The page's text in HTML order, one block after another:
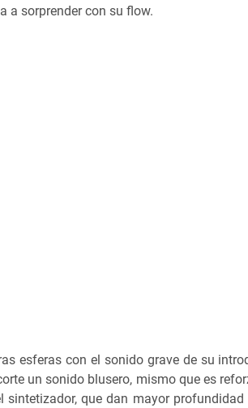
a sorprender con su flow.
esferas con el sonido grave de su
un sonido blusero, mismo que es
sintetizador, que dan mayor